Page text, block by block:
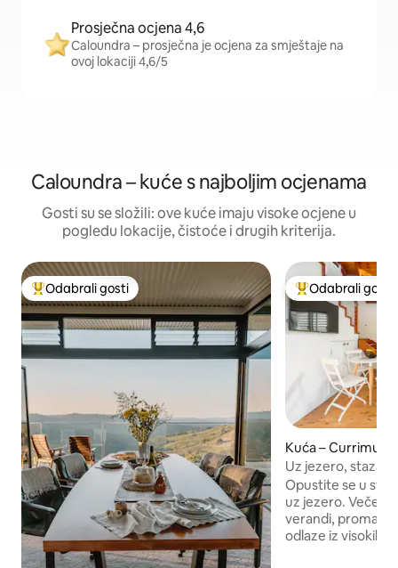
Prosječna ocjena 4,6
Caloundra – prosječna je ocjena za smještaje na
ovoj lokaciji 4,6/5
Caloundra – kuće s najboljim ocjenama
Gosti su se složili: ove kuće imaju visoke ocjene u
pogledu lokacije, čistoće i drugih kriterija.
Među najviše rangiranima s oznakom „Odabrali gosti”
Odabrali gosti Među najviše
Odabrali gosti
Kuća –
Uz jezero, staza
Opustite se u
uz jezero.
verandi,
odlaze iz visokih